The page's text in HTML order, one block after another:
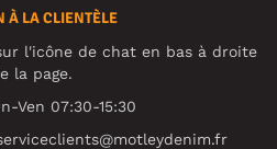
À LA CLIENTÈLE
l'icône de chat en bas à droite
la page.
Ven 07:30-15:30